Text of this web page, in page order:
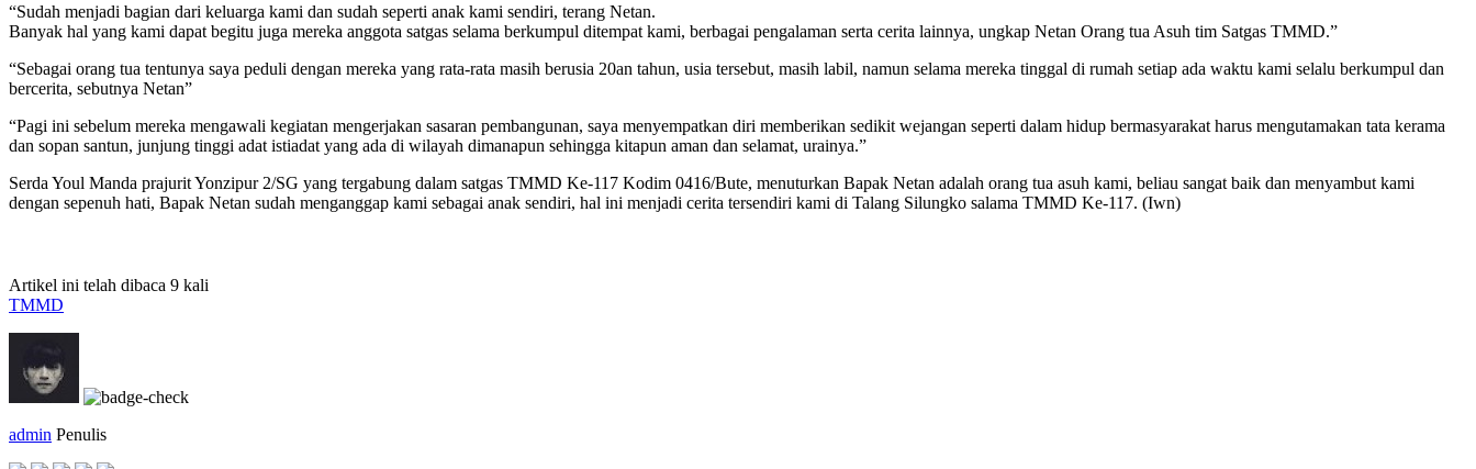
“Sudah menjadi bagian dari keluarga kami dan sudah seperti anak kami sendiri, terang Netan.
Banyak hal yang kami dapat begitu juga mereka anggota satgas selama berkumpul ditempat kami, berbagai pengalaman serta cerita lainnya, ungkap Netan Orang tua Asuh tim Satgas TMMD.”
“Sebagai orang tua tentunya saya peduli dengan mereka yang rata-rata masih berusia 20an tahun, usia tersebut, masih labil, namun selama mereka tinggal di rumah setiap ada waktu kami selalu berkumpul dan
bercerita, sebutnya Netan”
“Pagi ini sebelum mereka mengawali kegiatan mengerjakan sasaran pembangunan, saya menyempatkan diri memberikan sedikit wejangan seperti dalam hidup bermasyarakat harus mengutamakan tata kerama
dan sopan santun, junjung tinggi adat istiadat yang ada di wilayah dimanapun sehingga kitapun aman dan selamat, urainya.”
Serda Youl Manda prajurit Yonzipur 2/SG yang tergabung dalam satgas TMMD Ke-117 Kodim 0416/Bute, menuturkan Bapak Netan adalah orang tua asuh kami, beliau sangat baik dan menyambut kami
dengan sepenuh hati, Bapak Netan sudah menganggap kami sebagai anak sendiri, hal ini menjadi cerita tersendiri kami di Talang Silungko salama TMMD Ke-117. (Iwn)
Artikel ini telah dibaca 9 kali
TMMD
admin Penulis